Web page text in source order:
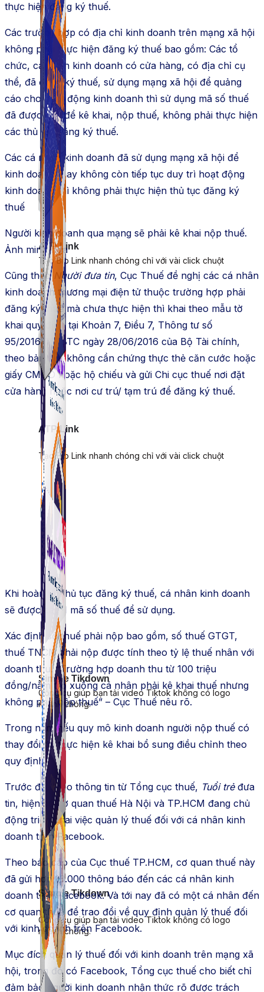
ATP Link
Tạo Bio Link nhanh chóng chỉ với vài click chuột
Simple Tikdown
Công cụ giúp bạn tải video Tiktok không có logo
nhanh chóng.
ATP Link
Tạo Bio Link nhanh chóng chỉ với vài click chuột
Simple Tikdown
Công cụ giúp bạn tải video Tiktok không có logo
nhanh chóng.
thực hiện đăng ký thuế.
Các trường hợp có địa chỉ kinh doanh trên mạng xã hội
không phải thực hiện đăng ký thuế bao gồm: Các tổ
chức, cá nhân kinh doanh có cửa hàng, có địa chỉ cụ
thể, đã đăng ký thuế, sử dụng mạng xã hội để quảng
cáo cho hoạt động kinh doanh thì sử dụng mã số thuế
đã được cấp để kê khai, nộp thuế, không phải thực hiện
các thủ tục đăng ký thuế.
Các cá nhân kinh doanh đã sử dụng mạng xã hội để
kinh doanh, nay không còn tiếp tục duy trì hoạt động
kinh doanh thì không phải thực hiện thủ tục đăng ký
thuế
Người kinh doanh qua mạng sẽ phải kê khai nộp thuế.
Ảnh minh họa
Cũng theo Người đưa tin, Cục Thuế đề nghị các cá nhân
kinh doanh thương mại điện tử thuộc trường hợp phải
đăng ký thuế mà chưa thực hiện thì khai theo mẫu tờ
khai quy định tại Khoản 7, Điều 7, Thông tư số
95/2016/TT-BTC ngày 28/06/2016 của Bộ Tài chính,
theo bản sao không cần chứng thực thẻ căn cước hoặc
giấy CMND hoặc hộ chiếu và gửi Chi cục thuế nơi đặt
cửa hàng hoặc nơi cư trú/ tạm trú để đăng ký thuế.
Khi hoàn tất thủ tục đăng ký thuế, cá nhân kinh doanh
sẽ được cấp 1 mã số thuế để sử dụng.
Xác định số thuế phải nộp bao gồm, số thuế GTGT,
thuế TNCN phải nộp được tính theo tỷ lệ thuế nhân với
doanh thu. “Trường hợp doanh thu từ 100 triệu
đồng/năm trở xuống cá nhân phải kê khai thuế nhưng
không phải nộp thuế” – Cục Thuế nêu rõ.
Trong năm nếu quy mô kinh doanh người nộp thuế có
thay đổi thì thực hiện kê khai bổ sung điều chỉnh theo
quy định.
Trước đó, theo thông tin từ Tổng cục thuế, Tuổi trẻđưa
tin, hiện có cơ quan thuế Hà Nội và TP.HCM đang chủ
động triển khai việc quản lý thuế đối với cá nhân kinh
doanh trên Facebook.
Theo báo cáo của Cục thuế TP.HCM, cơ quan thuế này
đã gửi hơn 13.000 thông báo đến các cá nhân kinh
doanh trên Facebook. Và tới nay đã có một cá nhân đến
cơ quan thuế để trao đổi về quy định quản lý thuế đối
với kinh doanh trên Facebook.
Mục đích quản lý thuế đối với kinh doanh trên mạng xã
hội, trong đó có Facebook, Tổng cục thuế cho biết chỉ
đảm bảo người kinh doanh nhận thức rõ được trách